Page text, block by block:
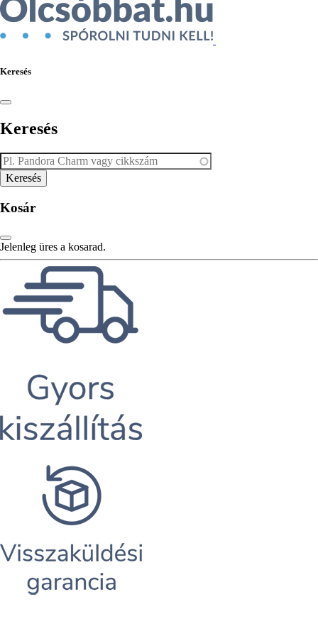
Keresés
Keresés
Kosár
Jelenleg üres a kosarad.